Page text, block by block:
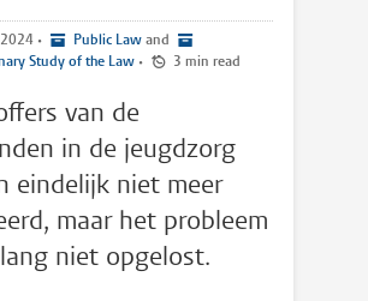
• Public Law and
Study of the Law • 3 min read
van de
in de jeugdzorg
eindelijk niet meer
maar het probleem
niet opgelost.